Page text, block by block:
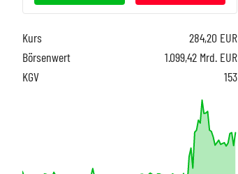
Kurs 284,20 EUR
Börsenwert
1.099,42 Mrd. EUR
KGV
153